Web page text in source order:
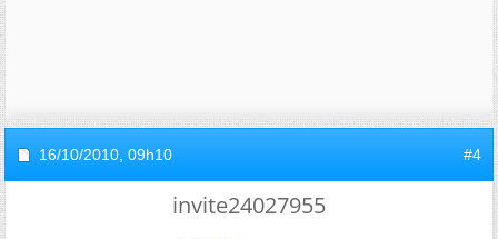
16/10/2010, 09h10 #4
invite24027955